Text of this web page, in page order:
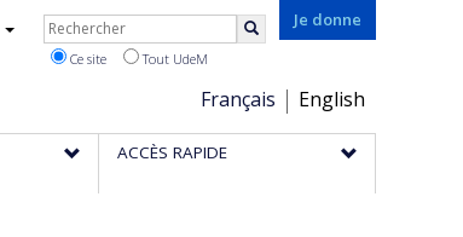
Je donne
Choix
de
la
Français English
Rechercher
Ce site Tout UdeM
ACCÈS RAPIDE